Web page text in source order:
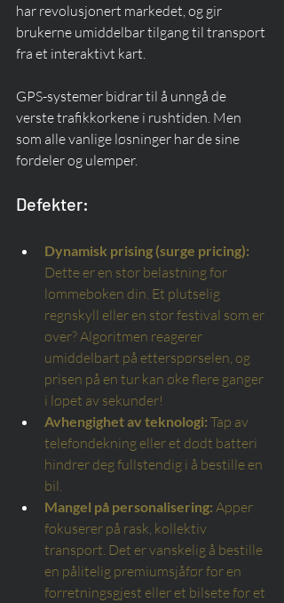
har revolusjonert markedet, og gir
brukerne umiddelbar tilgang til transport
fra et interaktivt kart.
GPS-systemer bidrar til å unngå de
verste trafikkorkene i rushtiden. Men
som alle vanlige løsninger har de sine
fordeler og ulemper.
Defekter:
Dynamisk prising (surge pricing):
Dette er en stor belastning for
lommeboken din. Et plutselig
regnskyll eller en stor festival som er
over? Algoritmen reagerer
umiddelbart på etterspørselen, og
prisen på en tur kan øke flere ganger
i løpet av sekunder!
Avhengighet av teknologi: Tap av
telefondekning eller et dødt batteri
hindrer deg fullstendig i å bestille en
bil.
Mangel på personalisering: Apper
fokuserer på rask, kollektiv
transport. Det er vanskelig å bestille
en pålitelig premiumsjåfør for en
forretningsgjest eller et bilsete for et